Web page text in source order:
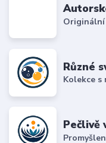
Originální
Různé
Kolekce s
Pečlivě